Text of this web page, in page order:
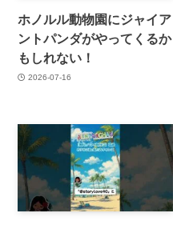
ホノルル動物園にジャイア
ントパンダがやってくるか
もしれない！
2026-07-16